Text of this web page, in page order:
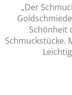
„Der
Schönheit
Schmuckstücke.